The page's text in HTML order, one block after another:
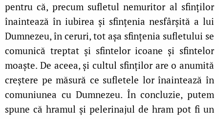
pentru că, precum sufletul nemuritor al sfinților
înaintează în iubirea și sfințenia nesfârșită a lui
Dumnezeu, în ceruri, tot așa sfințenia sufletului se
comunică treptat și sfintelor icoane și sfintelor
moaște. De aceea, și cultul sfinților are o anumită
creștere pe măsură ce sufletele lor înaintează în
comuniunea cu Dumnezeu. În concluzie, putem
spune că hramul și pelerinajul de hram pot fi un